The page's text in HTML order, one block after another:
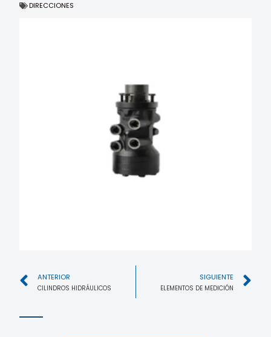
DIRECCIONES
ANTERIOR
CILINDROS HIDRÁULICOS
SIGUIENTE
ELEMENTOS DE MEDICIÓN